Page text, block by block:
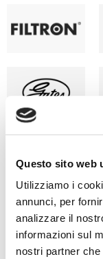
Questo sito web
Utilizziamo i
annunci, per
analizzare il
informazioni sul
nostri partner